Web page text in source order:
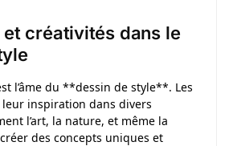
créativités dans le
l’âme du **dessin de style**. Les
inspiration dans divers
l’art, la nature, et même la
des concepts uniques et